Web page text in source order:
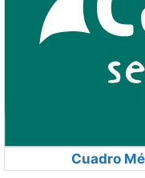
Cuadro